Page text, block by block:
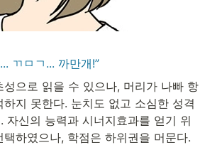
ㄲㅁㄱ... 까만개!”
성으로 읽을 수 있으나, 머리가 나빠 항
하지 못한다. 눈치도 없고 소심한 성격
자신의 능력과 시너지효과를 얻기 위
하였으나, 학점은 하위권을 머문다.